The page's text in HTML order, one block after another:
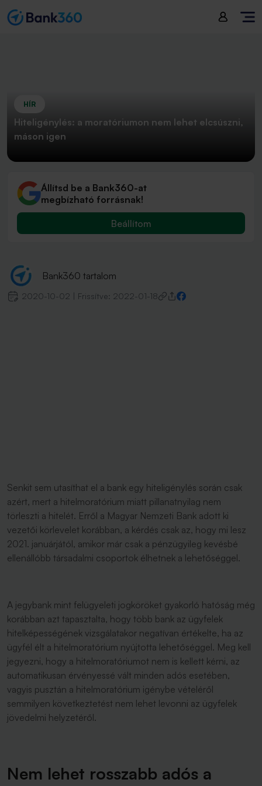
HÍR
Hiteligénylés: a moratóriumon nem lehet elcsúszni,
máson igen
Állítsd be a Bank360-at
megbízható forrásnak!
Beállítom
Bank360 tartalom
2020-10-02 Frissítve: 2022-01-18
Senkit sem utasíthat el a bank egy hiteligénylés során csak
azért, mert a hitelmoratórium miatt pillanatnyilag nem
törleszti a hitelét. Erről a Magyar Nemzeti Bank adott ki
vezetői körlevelet korábban, a kérdés csak az, hogy mi lesz
2021. januárjától, amikor már csak a pénzügyileg kevésbé
ellenállóbb társadalmi csoportok élhetnek a lehetőséggel.
A jegybank mint felügyeleti jogköröket gyakorló hatóság még
korábban azt tapasztalta, hogy több bank az ügyfelek
hitelképességének vizsgálatakor negatívan értékelte, ha az
ügyfél élt a hitelmoratórium nyújtotta lehetőséggel. Meg kell
jegyezni, hogy a hitelmoratóriumot nem is kellett kérni, az
automatikusan érvényessé vált minden adós esetében,
vagyis pusztán a hitelmoratórium igénybe vételéről
semmilyen következtetést nem lehet levonni az ügyfelek
jövedelmi helyzetéről.
Nem lehet rosszabb adós a